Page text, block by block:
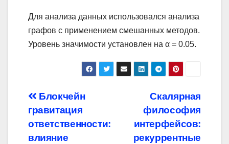
Для анализа данных использовался анализа
графов с применением смешанных методов.
Уровень значимости установлен на α = 0.05.
Навигация
по
Скалярная
философия
интерфейсов:
рекуррентные
Блокчейн
гравитация
ответственности:
влияние